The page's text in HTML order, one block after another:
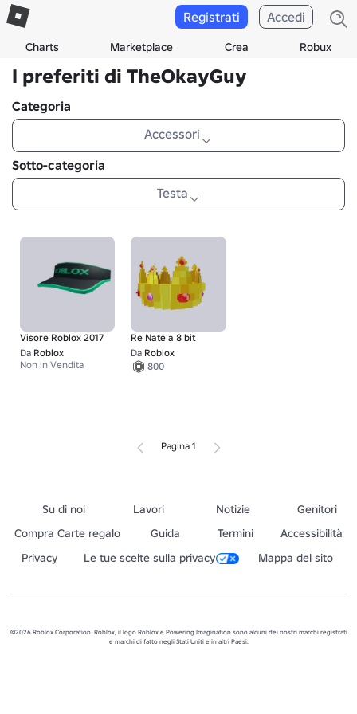
Charts Marketplace Crea Robux
Registrati Accedi
I preferiti di TheOkayGuy
Categoria
Accessori
Sotto-categoria
Testa
Visore Roblox 2017
Da Roblox
Non in Vendita
Re Nate a 8 bit
Da Roblox
800
Pagina 1
Su di noi Lavori Notizie
Genitori
Compra Carte regalo
Guida Termini
Accessibilità
Privacy
Le tue scelte sulla privacy Mappa del sito
©2026 Roblox Corporation. Roblox, il logo Roblox e Powering Imagination sono alcuni dei nostri marchi registrati
e marchi di fatto negli Stati Uniti e in altri Paesi.